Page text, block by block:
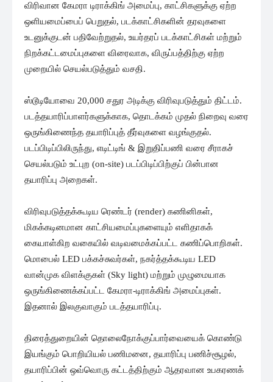
விரிவான கேமரா டிராக்கிங் அமைப்பு, காட்சிகளுக்கு ஏற்ற
ஒளியமைப்பைப் பெறுதல், படக்காட்சிகளின் தரவுகளை
உடனுக்குடன் பதிவேற்றுதல், உயர்தரப் படக்காட்சிகள் மற்றும்
நிறக்கட்டமைப்புகளை விரைவாக, விருப்பத்திற்கு ஏற்ற
முறையில் செயல்படுத்தும் வசதி.
ஸ்டூடியோவை 20,000 சதுர அடிக்கு விரிவுபடுத்தும் திட்டம்.
படத்தயாரிப்பாளர்களுக்காக, தொடக்கம் முதல் நிறைவு வரை
ஒருங்கிணைந்த தயாரிப்புத் தீர்வுகளை வழங்குதல்.
படப்பிடிப்பிலிருந்து, எடிட்டிங் & இறுதிப்பணி வரை சீராகச்
செயல்படும் உட்புற (on-site) படப்பிடிப்பிற்குப் பின்பான
தயாரிப்பு அறைகள்.
விரிவுபடுத்தக்கூடிய ரெண்டர் (render) கணினிகள்,
மிகக்கடினமான காட்சியமைப்புகளையும் எளிதாகக்
கையாள்கிற வகையில் வடிவமைக்கப்பட்ட கணிப்பொறிகள்.
மொபைல் LED பக்கச்சுவர்கள், நகர்த்தக்கூடிய LED
வான்முக விளக்குகள் (Sky light) மற்றும் முழுமையாக
ஒருங்கிணைக்கப்பட்ட கேமரா-டிராக்கிங் அமைப்புகள்.
இதனால் இலகுவாகும் படத்தயாரிப்பு.
திரைத்துறையின் தொலைநோக்குப்பார்வையைக் கொண்டு
இயங்கும் பொறியியல் பணிமனை, தயாரிப்பு பணிச்சூழல்,
தயாரிப்பின் ஒவ்வொரு கட்டத்திற்கும் ஆதரவான உபகரணக்